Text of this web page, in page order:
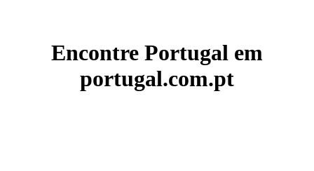
Encontre Portugal em
portugal.com.pt